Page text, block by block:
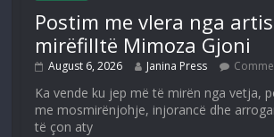
Postim me vlera nga
mirëfilltë Mimoza Gjoni
August 6, 2026 Janina Press
Ka vende ku jep më të mirën nga vetja,
me mosmirënjohje, injorancë dhe
të çon aty